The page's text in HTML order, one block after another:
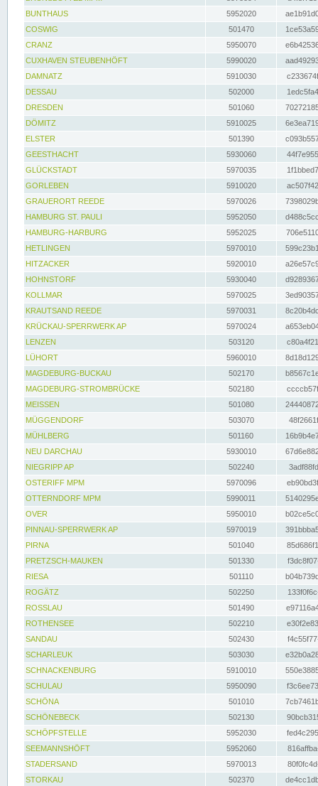
BUNTHAUS
5952020
COSWIG
501470
CRANZ
5950070
CUXHAVEN STEUBENHÖFT
5990020
DAMNATZ
5910030
DESSAU
502000
DRESDEN
501060
DÖMITZ
5910025
ELSTER
501390
GEESTHACHT
5930060
GLÜCKSTADT
5970035
GORLEBEN
5910020
GRAUERORT REEDE
5970026
HAMBURG ST. PAULI
5952050
HAMBURG-HARBURG
5952025
HETLINGEN
5970010
HITZACKER
5920010
HOHNSTORF
5930040
KOLLMAR
5970025
KRAUTSAND REEDE
5970031
KRÜCKAU-SPERRWERK AP
5970024
LENZEN
503120
LÜHORT
5960010
MAGDEBURG-BUCKAU
502170
MAGDEBURG-STROMBRÜCKE
502180
MEISSEN
501080
MÜGGENDORF
503070
MÜHLBERG
501160
NEU DARCHAU
5930010
NIEGRIPP AP
502240
OSTERIFF MPM
5970096
OTTERNDORF MPM
5990011
OVER
5950010
PINNAU-SPERRWERK AP
5970019
PIRNA
501040
PRETZSCH-MAUKEN
501330
RIESA
501110
ROGÄTZ
502250
ROSSLAU
501490
ROTHENSEE
502210
SANDAU
502430
SCHARLEUK
503030
SCHNACKENBURG
5910010
SCHULAU
5950090
SCHÖNA
501010
SCHÖNEBECK
502130
SCHÖPFSTELLE
5952030
SEEMANNSHÖFT
5952060
STADERSAND
5970013
STORKAU
502370